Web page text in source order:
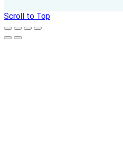
Scroll to Top